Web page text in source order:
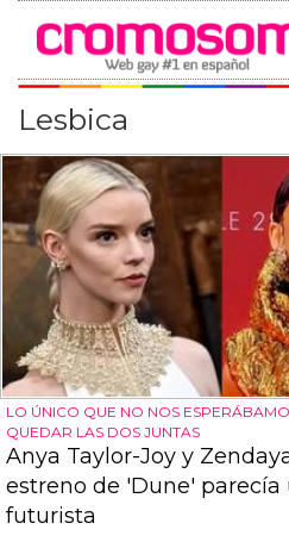
Lesbica
LO ÚNICO QUE NO NOS
QUEDAR LAS DOS JUNTAS
Anya Taylor-Joy y
estreno de 'Dune' parecía
futurista